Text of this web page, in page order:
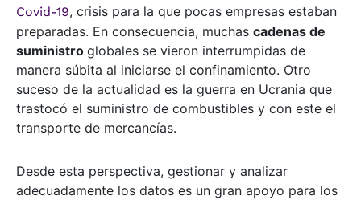
Covid-19, crisis para la que pocas empresas estaban
preparadas. En consecuencia, muchas cadenas de
suministro globales se vieron interrumpidas de
manera súbita al iniciarse el confinamiento. Otro
suceso de la actualidad es la guerra en Ucrania que
trastocó el suministro de combustibles y con este el
transporte de mercancías.
Desde esta perspectiva, gestionar y analizar
adecuadamente los datos es un gran apoyo para los